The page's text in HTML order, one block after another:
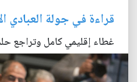
قراءة في جولة العبادي
غطاء إقليمي كامل وتراجع